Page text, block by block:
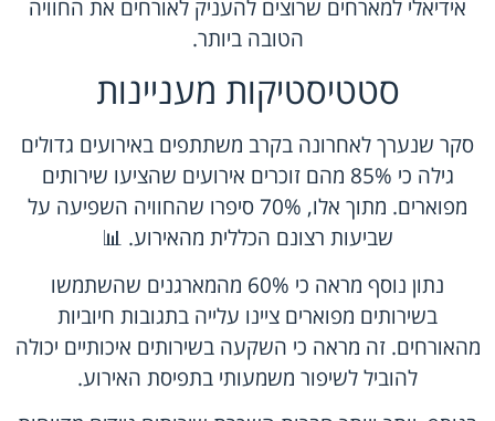
אידיאלי למארחים שרוצים להעניק לאורחים את החוויה
הטובה ביותר.
סטטיסטיקות מעניינות
סקר שנערך לאחרונה בקרב משתתפים באירועים גדולים
גילה כי 85% מהם זוכרים אירועים שהציעו שירותים
מפוארים. מתוך אלו, 70% סיפרו שהחוויה השפיעה על
שביעות רצונם הכללית מהאירוע. 📊
נתון נוסף מראה כי 60% מהמארגנים שהשתמשו
בשירותים מפוארים ציינו עלייה בתגובות חיוביות
מהאורחים. זה מראה כי השקעה בשירותים איכותיים יכולה
להוביל לשיפור משמעותי בתפיסת האירוע.